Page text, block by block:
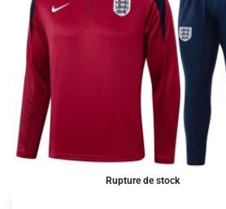
Rupture de stock